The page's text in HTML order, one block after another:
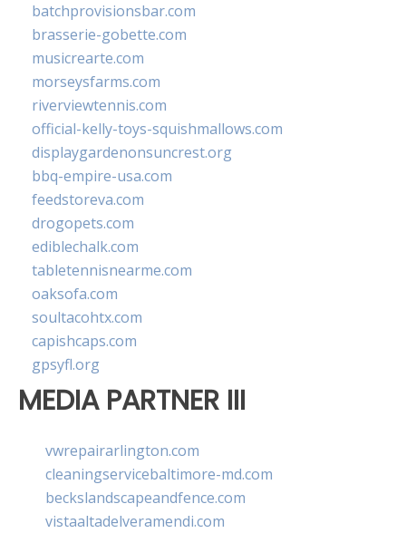
batchprovisionsbar.com
brasserie-gobette.com
musicrearte.com
morseysfarms.com
riverviewtennis.com
official-kelly-toys-squishmallows.com
displaygardenonsuncrest.org
bbq-empire-usa.com
feedstoreva.com
drogopets.com
ediblechalk.com
tabletennisnearme.com
oaksofa.com
soultacohtx.com
capishcaps.com
gpsyfl.org
MEDIA PARTNER III
vwrepairarlington.com
cleaningservicebaltimore-md.com
beckslandscapeandfence.com
vistaaltadelveramendi.com